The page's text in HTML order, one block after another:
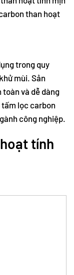
than hoạt
trong quy
mùi. Sản
toàn và dễ dàng
lọc carbon
công nghiệp.
tính